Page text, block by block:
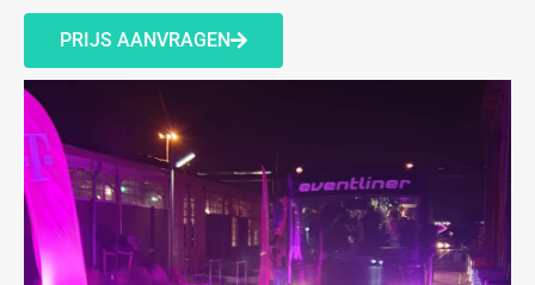
PRIJS AANVRAGEN